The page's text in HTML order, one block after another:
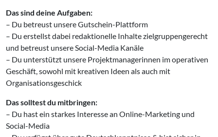
Das sind deine Aufgaben:
– Du betreust unsere Gutschein-Plattform
– Du erstellst dabei redaktionelle Inhalte zielgruppengerecht
und betreust unsere Social-Media Kanäle
– Du unterstützt unsere Projektmanagerinnen im operativen
Geschäft, sowohl mit kreativen Ideen als auch mit
Organisationsgeschick
Das solltest du mitbringen:
– Du hast ein starkes Interesse an Online-Marketing und
Social-Media